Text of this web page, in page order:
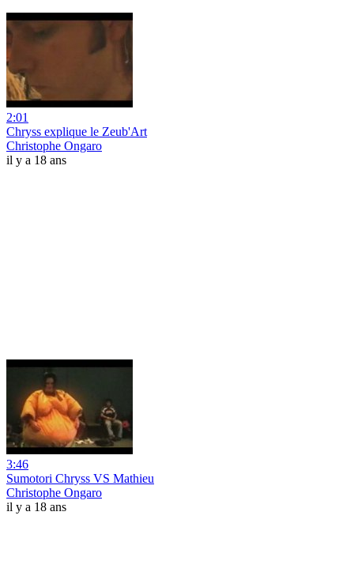
2:01
Chryss explique le Zeub'Art
Christophe Ongaro
il y a 18 ans
3:46
Sumotori Chryss VS Mathieu
Christophe Ongaro
il y a 18 ans